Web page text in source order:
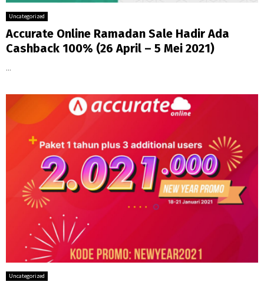
Uncategorized
Accurate Online Ramadan Sale Hadir Ada
Cashback 100% (26 April – 5 Mei 2021)
...
Uncategorized